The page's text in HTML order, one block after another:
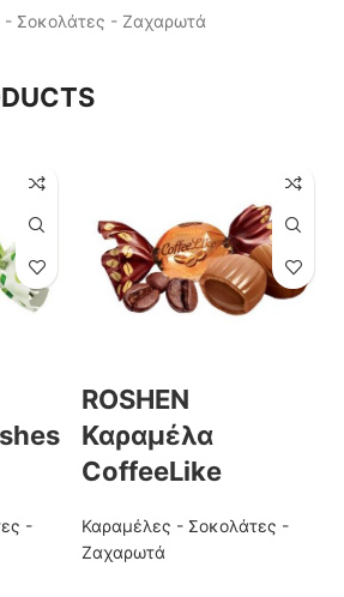
- Σοκολάτες - Ζαχαρωτά
-
ROSHEN
Καραμέλα
CoffeeLike
Καραμέλες - Σοκολάτες -
Ζαχαρωτά